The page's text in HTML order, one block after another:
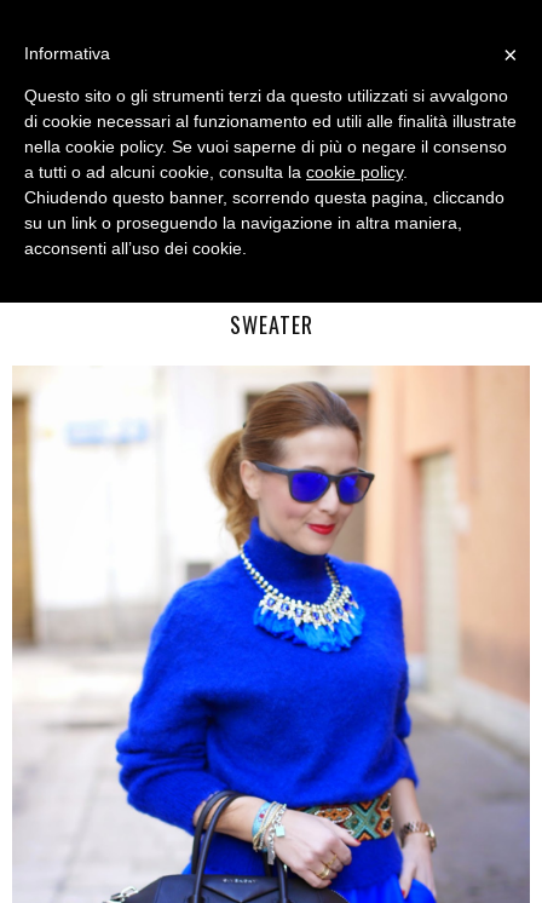
SUNDAY, DECEMBER 14, 2014
SWEATER
×
Informativa
Questo sito o gli strumenti terzi da questo utilizzati si avvalgono
di cookie necessari al funzionamento ed utili alle finalità illustrate
nella cookie policy. Se vuoi saperne di più o negare il consenso
a tutti o ad alcuni cookie, consulta la cookie policy.
Chiudendo questo banner, scorrendo questa pagina, cliccando
su un link o proseguendo la navigazione in altra maniera,
acconsenti all’uso dei cookie.